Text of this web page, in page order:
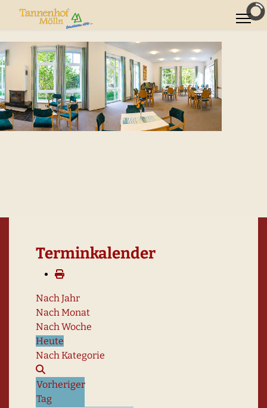
Haus Lübeck - Gruppen-/Tagungsraum
Terminkalender
Nach Jahr
Nach Monat
Nach Woche
Heute
Nach Kategorie
Vorheriger
Tag